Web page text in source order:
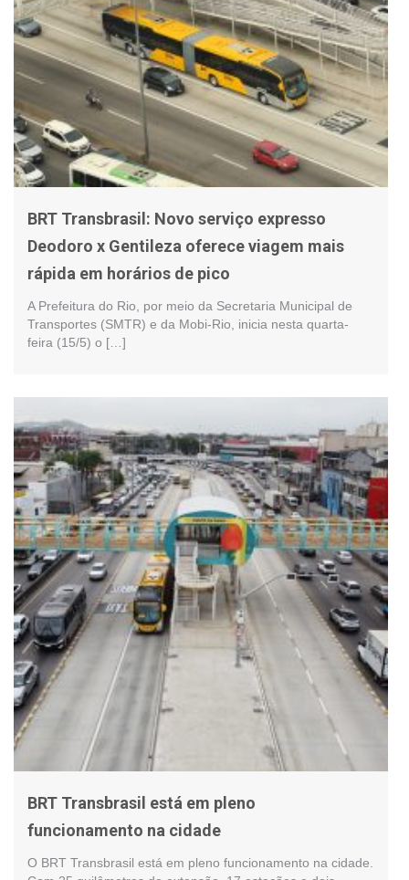
BRT Transbrasil: Novo serviço expresso
Deodoro x Gentileza oferece viagem mais
rápida em horários de pico
A Prefeitura do Rio, por meio da Secretaria Municipal de
Transportes (SMTR) e da Mobi-Rio, inicia nesta quarta-
feira (15/5) o […]
BRT Transbrasil está em pleno
funcionamento na cidade
O BRT Transbrasil está em pleno funcionamento na cidade.